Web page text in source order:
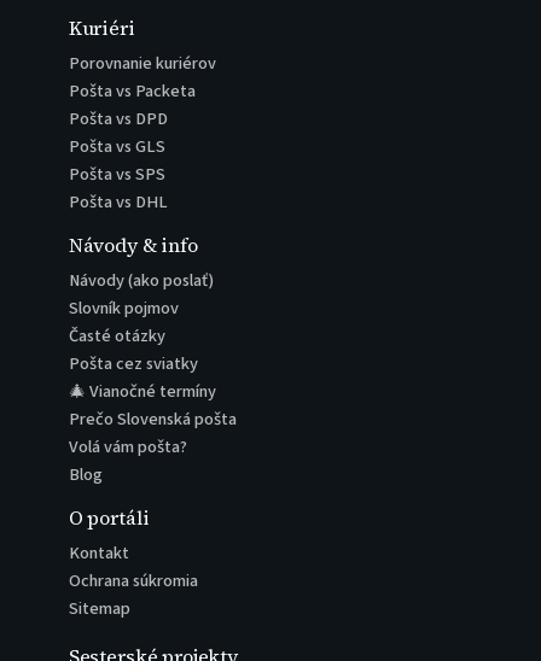
Kuriéri
Porovnanie kuriérov
Pošta vs Packeta
Pošta vs DPD
Pošta vs GLS
Pošta vs SPS
Pošta vs DHL
Návody & info
Návody (ako poslať)
Slovník pojmov
Časté otázky
Pošta cez sviatky
🎄 Vianočné termíny
Prečo Slovenská pošta
Volá vám pošta?
Blog
O portáli
Kontakt
Ochrana súkromia
Sitemap